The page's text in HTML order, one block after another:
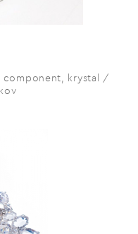
component, krystal /